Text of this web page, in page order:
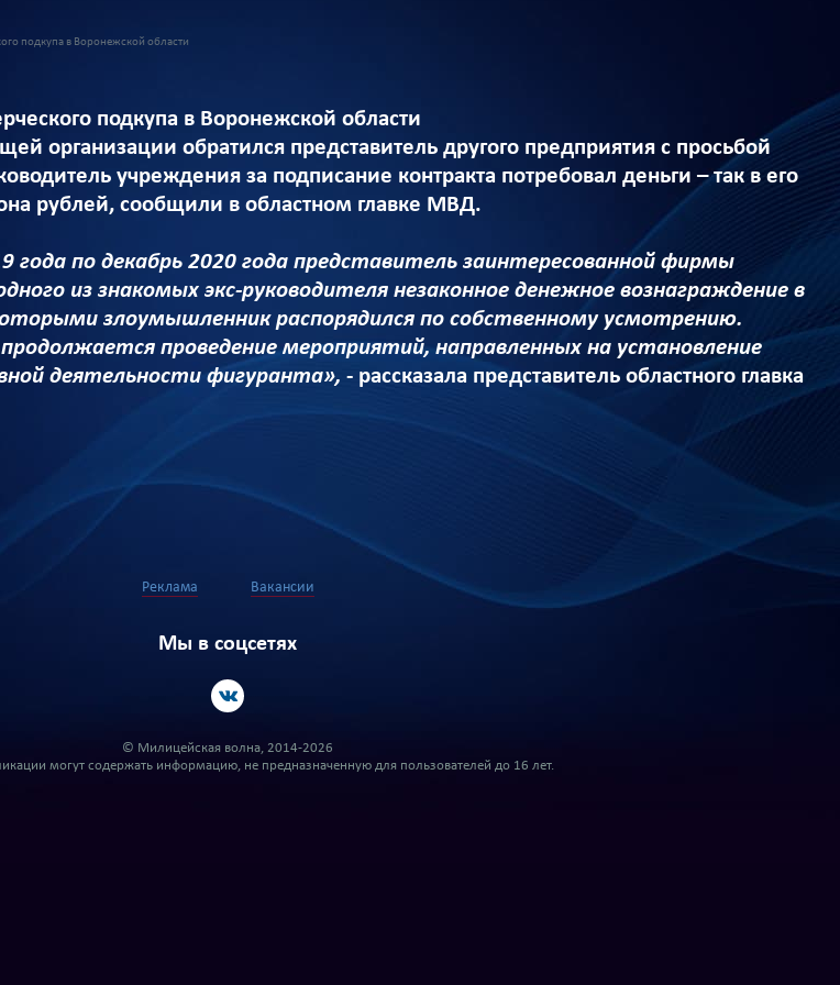
подкупа в Воронежской области
подкупа в Воронежской области
организации обратился представитель другого предприятия с просьбой
учреждения за подписание контракта потребовал деньги – так в его
рублей, сообщили в областном главке МВД.
года по декабрь 2020 года представитель заинтересованной фирмы
из знакомых экс-руководителя незаконное денежное вознаграждение в
злоумышленник распорядился по собственному усмотрению.
проведение мероприятий, направленных на установление
деятельности фигуранта», - рассказала представитель областного главка
Реклама Вакансии
Мы в соцсетях
© Милицейская волна, 2014-2026
могут содержать информацию, не предназначенную для пользователей до 16 лет.